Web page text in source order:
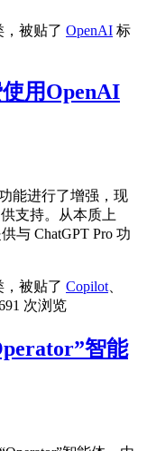
，被贴了 OpenAI 标
用OpenAI
能进行了增强，现
支持。从本质上
与 ChatGPT Pro 功
，被贴了 Copilot
次浏览
智能